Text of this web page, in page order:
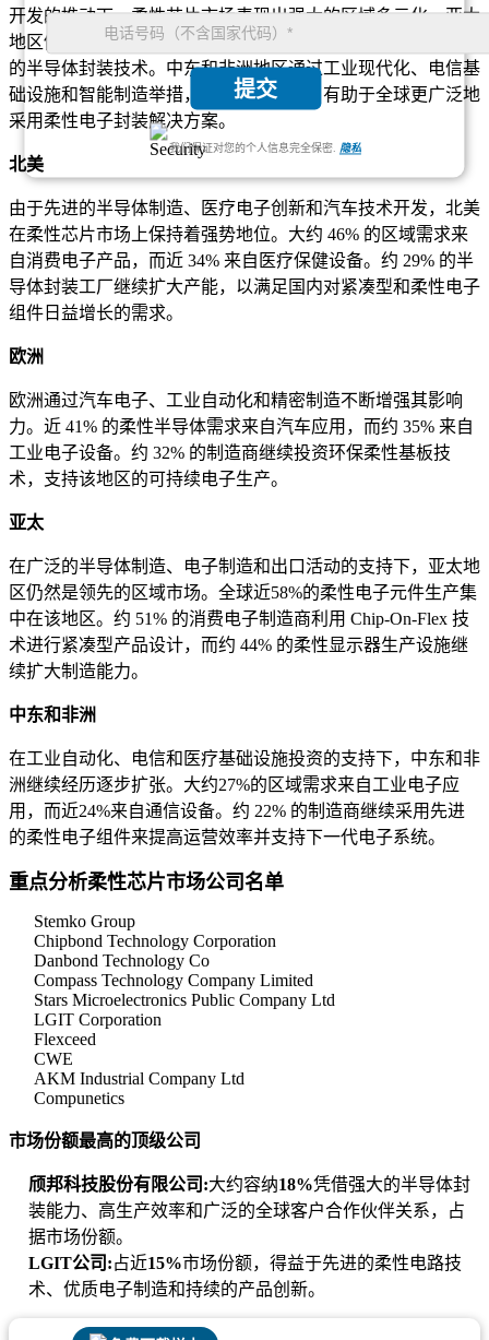
提交
我们保证对您的个人信息完全保密. 隐私
开发的推动下，柔性芯片市场表现出强大的区域多元化。亚太
地区仍然是最大的制造中心，而北美和欧洲则继续投资于先进
的半导体封装技术。中东和非洲地区通过工业现代化、电信基
础设施和智能制造举措，需求稳步增长，有助于全球更广泛地
采用柔性电子封装解决方案。
北美
由于先进的半导体制造、医疗电子创新和汽车技术开发，北美
在柔性芯片市场上保持着强势地位。大约 46% 的区域需求来
自消费电子产品，而近 34% 来自医疗保健设备。约 29% 的半
导体封装工厂继续扩大产能，以满足国内对紧凑型和柔性电子
组件日益增长的需求。
欧洲
欧洲通过汽车电子、工业自动化和精密制造不断增强其影响
力。近 41% 的柔性半导体需求来自汽车应用，而约 35% 来自
工业电子设备。约 32% 的制造商继续投资环保柔性基板技
术，支持该地区的可持续电子生产。
亚太
在广泛的半导体制造、电子制造和出口活动的支持下，亚太地
区仍然是领先的区域市场。全球近58%的柔性电子元件生产集
中在该地区。约 51% 的消费电子制造商利用 Chip-On-Flex 技
术进行紧凑型产品设计，而约 44% 的柔性显示器生产设施继
续扩大制造能力。
中东和非洲
在工业自动化、电信和医疗基础设施投资的支持下，中东和非
洲继续经历逐步扩张。大约27%的区域需求来自工业电子应
用，而近24%来自通信设备。约 22% 的制造商继续采用先进
的柔性电子组件来提高运营效率并支持下一代电子系统。
重点分析柔性芯片市场公司名单
Stemko Group
Chipbond Technology Corporation
Danbond Technology Co
Compass Technology Company Limited
Stars Microelectronics Public Company Ltd
LGIT Corporation
Flexceed
CWE
AKM Industrial Company Ltd
Compunetics
市场份额最高的顶级公司
颀邦科技股份有限公司:大约容纳18%凭借强大的半导体封
装能力、高生产效率和广泛的全球客户合作伙伴关系，占
据市场份额。
LGIT公司:占近15%市场份额，得益于先进的柔性电路技
术、优质电子制造和持续的产品创新。